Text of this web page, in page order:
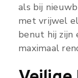
als bij
met vrijwel
benut hij zijn
maximaal